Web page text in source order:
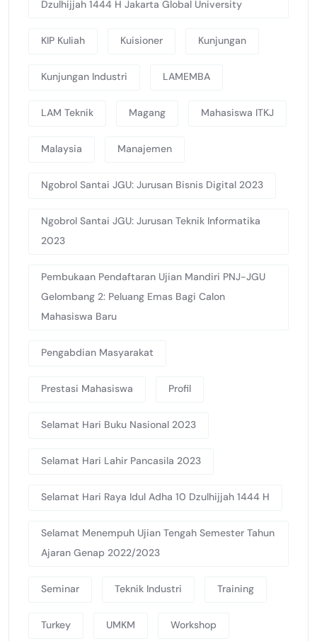
Dzulhijjah 1444 H Jakarta Global University
KIP Kuliah Kuisioner Kunjungan
Kunjungan Industri LAMEMBA
LAM Teknik Magang Mahasiswa ITKJ
Malaysia Manajemen
Ngobrol Santai JGU: Jurusan Bisnis Digital 2023
Ngobrol Santai JGU: Jurusan Teknik Informatika
2023
Pembukaan Pendaftaran Ujian Mandiri PNJ-JGU
Gelombang 2: Peluang Emas Bagi Calon
Mahasiswa Baru
Pengabdian Masyarakat
Prestasi Mahasiswa Profil
Selamat Hari Buku Nasional 2023
Selamat Hari Lahir Pancasila 2023
Selamat Hari Raya Idul Adha 10 Dzulhijjah 1444 H
Selamat Menempuh Ujian Tengah Semester Tahun
Ajaran Genap 2022/2023
Seminar Teknik Industri Training
Turkey UMKM Workshop